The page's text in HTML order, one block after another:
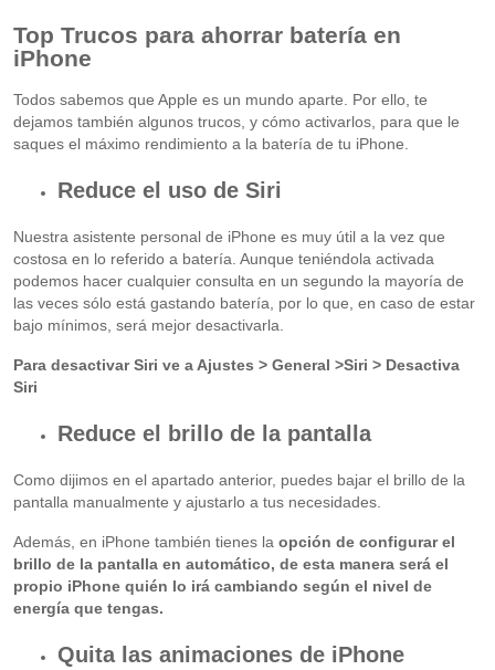
Top Trucos para ahorrar batería en
iPhone
Todos sabemos que Apple es un mundo aparte. Por ello, te
dejamos también algunos trucos, y cómo activarlos, para que le
saques el máximo rendimiento a la batería de tu iPhone.
Reduce el uso de Siri
Nuestra asistente personal de iPhone es muy útil a la vez que
costosa en lo referido a batería. Aunque teniéndola activada
podemos hacer cualquier consulta en un segundo la mayoría de
las veces sólo está gastando batería, por lo que, en caso de estar
bajo mínimos, será mejor desactivarla.
Para desactivar Siri ve a Ajustes > General >Siri > Desactiva
Siri
Reduce el brillo de la pantalla
Como dijimos en el apartado anterior, puedes bajar el brillo de la
pantalla manualmente y ajustarlo a tus necesidades.
Además, en iPhone también tienes la opción de configurar el
brillo de la pantalla en automático, de esta manera será el
propio iPhone quién lo irá cambiando según el nivel de
energía que tengas.
Quita las animaciones de iPhone